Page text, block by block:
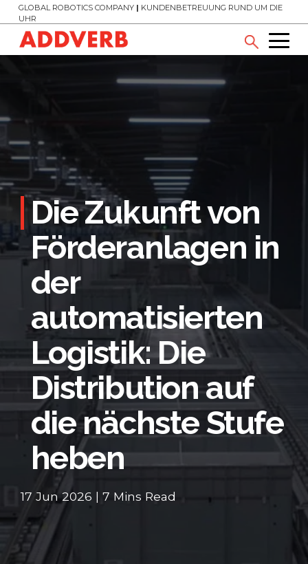
GLOBAL ROBOTICS COMPANY | KUNDENBETREUUNG RUND UM DIE
UHR
Die Zukunft von
Förderanlagen in
der
automatisierten
Logistik: Die
Distribution auf
die nächste Stufe
heben
17 Jun 2026 | 7 Mins Read